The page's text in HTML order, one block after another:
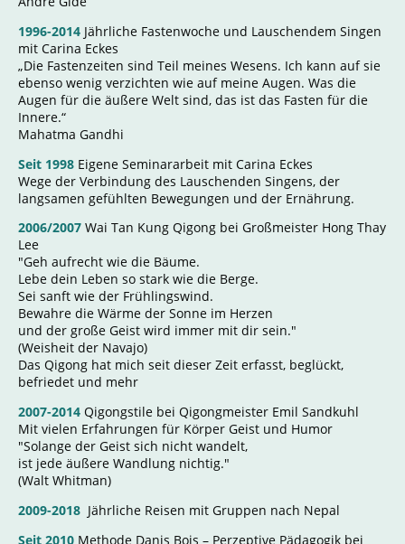
1996-2014 Jährliche Fastenwoche und Lauschendem Singen
mit Carina Eckes
„Die Fastenzeiten sind Teil meines Wesens. Ich kann auf sie
ebenso wenig verzichten wie auf meine Augen. Was die
Augen für die äußere Welt sind, das ist das Fasten für die
Innere.“
Mahatma Gandhi
Seit 1998 Eigene Seminararbeit mit Carina Eckes
Wege der Verbindung des Lauschenden Singens, der
langsamen gefühlten Bewegungen und der Ernährung.
2006/2007 Wai Tan Kung Qigong bei Großmeister Hong Thay
Lee
"Geh aufrecht wie die Bäume.
Lebe dein Leben so stark wie die Berge.
Sei sanft wie der Frühlingswind.
Bewahre die Wärme der Sonne im Herzen
und der große Geist wird immer mit dir sein."
(Weisheit der Navajo)
Das Qigong hat mich seit dieser Zeit erfasst, beglückt,
befriedet und mehr
2007-2014 Qigongstile bei Qigongmeister Emil Sandkuhl
Mit vielen Erfahrungen für Körper Geist und Humor
"Solange der Geist sich nicht wandelt,
ist jede äußere Wandlung nichtig."
(Walt Whitman)
2009-2018 Jährliche Reisen mit Gruppen nach Nepal
Seit 2010 Methode Danis Bois – Perzeptive Pädagogik bei